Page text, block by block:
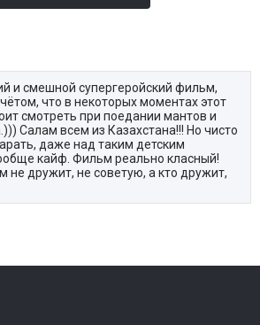
и смешной супергеройский фильм,
что в некоторых моментах этот
смотреть при поедании мантов и
Салам всем из Казахстана!!! Но чисто
даже над таким детским
кайф. Фильм реально класный!
не дружит, не советую, а кто дружит,